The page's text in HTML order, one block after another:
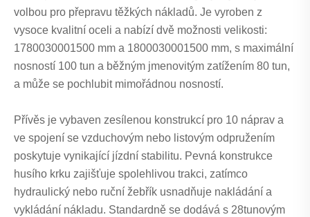
volbou pro přepravu těžkých nákladů. Je vyroben z
vysoce kvalitní oceli a nabízí dvě možnosti velikosti:
1780030001500 mm a 1800030001500 mm, s maximální
nosností 100 tun a běžným jmenovitým zatížením 80 tun,
a může se pochlubit mimořádnou nosností.
Přívěs je vybaven zesílenou konstrukcí pro 10 náprav a
ve spojení se vzduchovým nebo listovým odpružením
poskytuje vynikající jízdní stabilitu. Pevná konstrukce
husího krku zajišťuje spolehlivou trakci, zatímco
hydraulický nebo ruční žebřík usnadňuje nakládání a
vykládání nákladu. Standardně se dodává s 28tunovým